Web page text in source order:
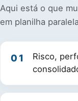
Aqui está o que
em planilha
01
Risco,